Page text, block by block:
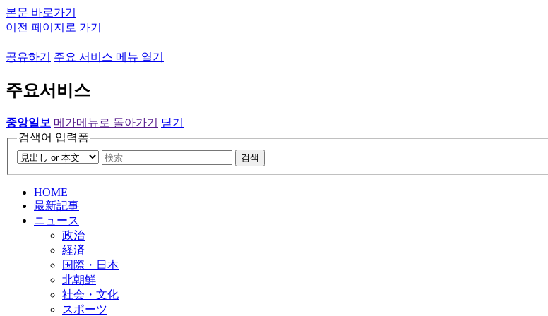
본문 바로가기
이전 페이지로 가기
공유하기 주요 서비스 메뉴 열기
주요서비스
중앙일보 메가메뉴로 돌아가기
닫기
검색어 입력폼
검색
HOME
最新記事
ニュース
政治
経済
国際・日本
北朝鮮
社会・文化
スポーツ